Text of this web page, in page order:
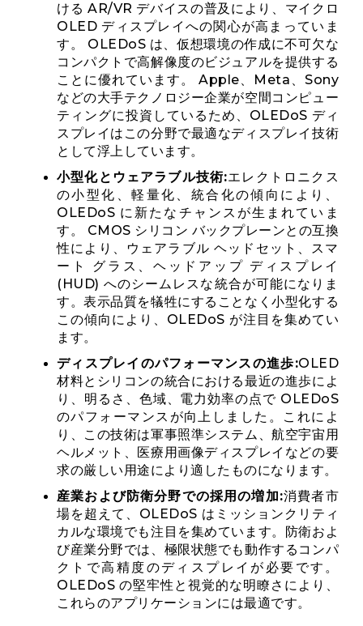
ける AR/VR デバイスの普及により、マイクロ
OLED ディスプレイへの関心が高まっていま
す。 OLEDoS は、仮想環境の作成に不可欠な
コンパクトで高解像度のビジュアルを提供する
ことに優れています。 Apple、Meta、Sony
などの大手テクノロジー企業が空間コンピュー
ティングに投資しているため、OLEDoS ディ
スプレイはこの分野で最適なディスプレイ技術
として浮上しています。
小型化とウェアラブル技術:エレクトロニクス
の小型化、軽量化、統合化の傾向により、
OLEDoS に新たなチャンスが生まれていま
す。 CMOS シリコン バックプレーンとの互換
性により、ウェアラブル ヘッドセット、スマ
ート グラス、ヘッドアップ ディスプレイ
(HUD) へのシームレスな統合が可能になりま
す。表示品質を犠牲にすることなく小型化する
この傾向により、OLEDoS が注目を集めてい
ます。
ディスプレイのパフォーマンスの進歩:OLED
材料とシリコンの統合における最近の進歩によ
り、明るさ、色域、電力効率の点で OLEDoS
のパフォーマンスが向上しました。これによ
り、この技術は軍事照準システム、航空宇宙用
ヘルメット、医療用画像ディスプレイなどの要
求の厳しい用途により適したものになります。
産業および防衛分野での採用の増加:消費者市
場を超えて、OLEDoS はミッションクリティ
カルな環境でも注目を集めています。防衛およ
び産業分野では、極限状態でも動作するコンパ
クトで高精度のディスプレイが必要です。
OLEDoS の堅牢性と視覚的な明瞭さにより、
これらのアプリケーションには最適です。